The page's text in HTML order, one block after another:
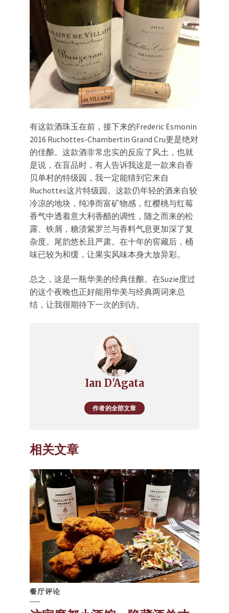
有这款酒珠玉在前，接下来的Frederic Esmonin
2016 Ruchottes-Chambertin Grand Cru更是绝对
的佳酿。这款酒非常忠实的反应了风土，也就
是说，在盲品时，有人告诉我这是一款来自香
贝单村的特级园，我一定能猜到它来自
Ruchottes这片特级园。这款仍年轻的酒来自较
冷凉的地块，纯净而富矿物感，红樱桃与红莓
香气中透着意大利香醋的调性，随之而来的松
露、铁屑，糖渍紫罗兰与香料气息更加深了复
杂度。尾韵悠长且严肃。在十年的窖藏后，桶
味已较为和缓，让果实风味本身大放异彩。
总之，这是一瓶华美的经典佳酿。在Suzie度过
的这个夜晚也正好能用华美与经典两词来总
结，让我很期待下一次的到访。
Ian D'Agata
作者的全部文章
相关文章
餐厅评论